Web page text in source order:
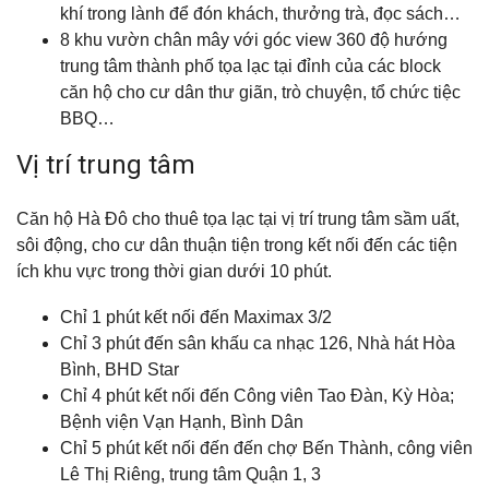
khí trong lành để đón khách, thưởng trà, đọc sách…
8 khu vườn chân mây với góc view 360 độ hướng
trung tâm thành phố tọa lạc tại đỉnh của các block
căn hộ cho cư dân thư giãn, trò chuyện, tổ chức tiệc
BBQ…
Vị trí trung tâm
Căn hộ Hà Đô cho thuê tọa lạc tại vị trí trung tâm sầm uất,
sôi động, cho cư dân thuận tiện trong kết nối đến các tiện
ích khu vực trong thời gian dưới 10 phút.
Chỉ 1 phút kết nối đến Maximax 3/2
Chỉ 3 phút đến sân khấu ca nhạc 126, Nhà hát Hòa
Bình, BHD Star
Chỉ 4 phút kết nối đến Công viên Tao Đàn, Kỳ Hòa;
Bệnh viện Vạn Hạnh, Bình Dân
Chỉ 5 phút kết nối đến đến chợ Bến Thành, công viên
Lê Thị Riêng, trung tâm Quận 1, 3